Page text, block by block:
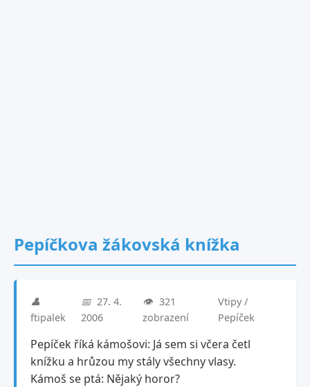
Pepíčkova žákovská knížka
👤
ftipalek
📅 27. 4.
2006
👁️ 321
zobrazení
Vtipy /
Pepíček
Pepíček říká kámošovi: Já sem si včera četl
knížku a hrůzou my stály všechny vlasy.
Kámoš se ptá: Nějaký horor?